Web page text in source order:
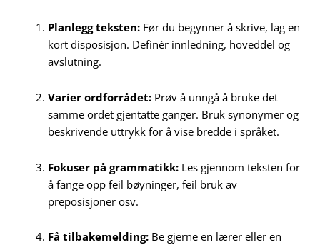
Planlegg teksten: Før du begynner å skrive, lag en
kort disposisjon. Definér innledning, hoveddel og
avslutning.
Varier ordforrådet: Prøv å unngå å bruke det
samme ordet gjentatte ganger. Bruk synonymer og
beskrivende uttrykk for å vise bredde i språket.
Fokuser på grammatikk: Les gjennom teksten for
å fange opp feil bøyninger, feil bruk av
preposisjoner osv.
Få tilbakemelding: Be gjerne en lærer eller en